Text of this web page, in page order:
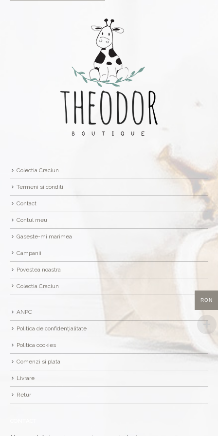
Colectia Craciun
Termeni si conditii
Contact
Contul meu
Gaseste-mi marimea
Campanii
Povestea noastra
Colectia Craciun
ANPC
Politica de confidențialitate
Politica cookies
Comenzi si plata
Livrare
Retur
RON